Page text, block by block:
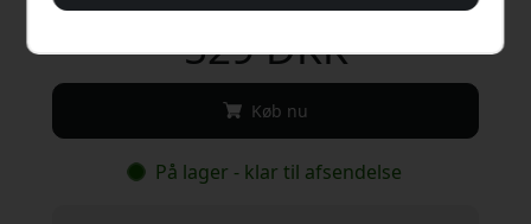
Anbefalet pris
529 DKK
Køb nu
På lager - klar til afsendelse